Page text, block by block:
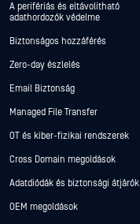
A perifériás és eltávolítható
adathordozók védelme
Biztonságos hozzáférés
Zero-day észlelés
Email Biztonság
Managed File Transfer
OT és kiber-fizikai rendszerek
Cross Domain megoldások
Adatdiódák és biztonsági átjárók
OEM megoldások